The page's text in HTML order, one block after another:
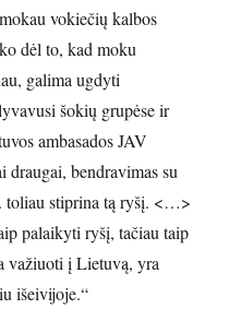
vokiečių kalbos
dėl to, kad moku
galima ugdyti
šokių grupėse ir
ambasados JAV
bendravimas su
toliau stiprina tą ryšį. <…>
palaikyti ryšį, tačiau taip
važiuoti į Lietuvą, yra
išeivijoje.“